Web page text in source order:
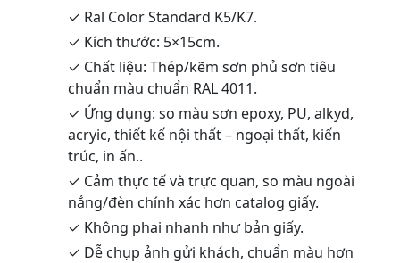
✓ Ral Color Standard K5/K7.
✓ Kích thước: 5×15cm.
✓ Chất liệu: Thép/kẽm sơn phủ sơn tiêu
chuẩn màu chuẩn RAL 4011.
✓ Ứng dụng: so màu sơn epoxy, PU, alkyd,
acryic, thiết kế nội thất – ngoại thất, kiến
trúc, in ấn..
✓ Cảm thực tế và trực quan, so màu ngoài
nắng/đèn chính xác hơn catalog giấy.
✓ Không phai nhanh như bản giấy.
✓ Dễ chụp ảnh gửi khách, chuẩn màu hơn